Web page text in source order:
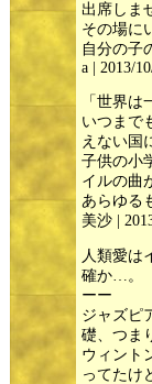
出席しま
その場に
自分の子
a | 2013/
「世界
いつまで
えない国
子供の小
イルの曲
あらゆる
美沙 |
人類愛は
確か…。
ーー
ジャズピ
礎、つま
ウィント
ってたけ